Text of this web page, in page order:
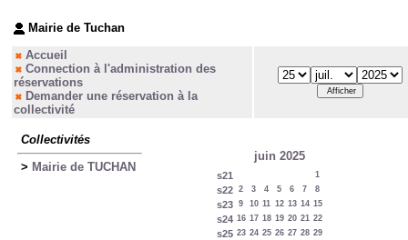
Mairie de Tuchan
Accueil
Connection à l'administration des
réservations
Demander une réservation à la
collectivité
Collectivités
> Mairie de TUCHAN
juin 2025
s21 1
s22 2 3 4 5 6 7 8
s23 9 10 11 12 13 14 15
s24 16 17 18 19 20 21 22
s25 23 24 25 26 27 28 29